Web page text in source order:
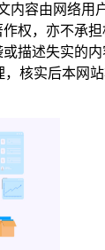
内容由网络用
权，亦不承
描述失实的内
，核实后本网